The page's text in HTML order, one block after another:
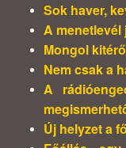
Sok haver,
A
Mongol
Nem csak a
A
Új helyzet a